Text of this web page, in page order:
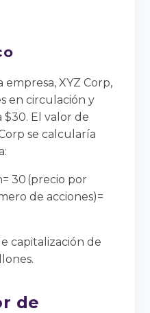
XYZ Corp,
en circulación y
$30. El valor de
se calcularía
30 (precio por
de acciones)=
capitalización de
de